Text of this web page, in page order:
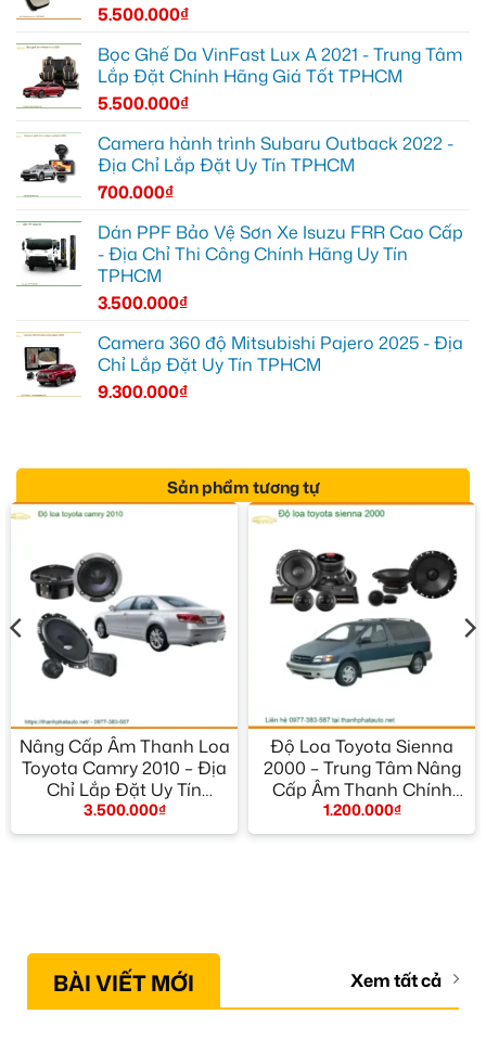
5.500.000₫
Bọc Ghế Da VinFast Lux A 2021 - Trung Tâm
Lắp Đặt Chính Hãng Giá Tốt TPHCM
5.500.000₫
Camera hành trình Subaru Outback 2022 -
Địa Chỉ Lắp Đặt Uy Tín TPHCM
700.000₫
Dán PPF Bảo Vệ Sơn Xe Isuzu FRR Cao Cấp
- Địa Chỉ Thi Công Chính Hãng Uy Tín
TPHCM
3.500.000₫
Camera 360 độ Mitsubishi Pajero 2025 - Địa
Chỉ Lắp Đặt Uy Tín TPHCM
9.300.000₫
Sản phẩm tương tự
Nâng Cấp Âm Thanh Loa
Toyota Camry 2010 – Địa
Chỉ Lắp Đặt Uy Tín
TPHCM
3.500.000₫
Độ Loa Toyota Sienna
2000 – Trung Tâm Nâng
Cấp Âm Thanh Chính
Hãng TPHCM
1.200.000₫
BÀI VIẾT MỚI Xem tất cả